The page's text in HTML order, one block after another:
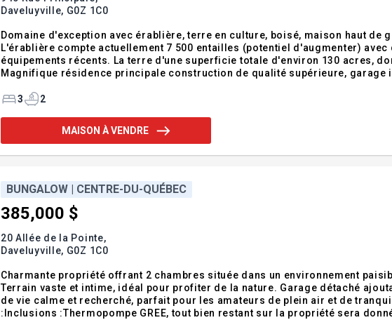
Daveluyville, G0Z 1C0
Domaine d'exception avec érablière, terre en culture, boisé, maison haut de
L'érablière compte actuellement 7 500 entailles (potentiel d'augmenter) avec
équipements récents. La terre d'une superficie totale d'environ 130 acres,
Magnifique résidence principale construction de qualité supérieure, garage
rivière. Un domaine impeccab
3 2
MAISON À VENDRE
BUNGALOW | CENTRE-DU-QUÉBEC
385,000 $
20 Allée de la Pointe,
Daveluyville, G0Z 1C0
Charmante propriété offrant 2 chambres située dans un environnement
Terrain vaste et intime, idéal pour profiter de la nature. Garage détaché
de vie calme et recherché, parfait pour les amateurs de plein air et de
:Inclusions :Thermopompe GREE, tout bien restant sur la propriété sera